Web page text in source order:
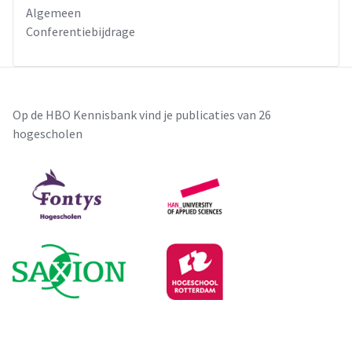
Algemeen
Conferentiebijdrage
Op de HBO Kennisbank vind je publicaties van 26
hogescholen